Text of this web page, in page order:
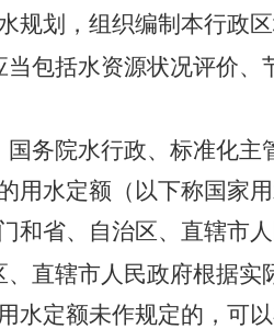
规划，组织编制本行政区
当包括水资源状况评价
务院水行政、标准化主
用水定额（以下称国家
和省、自治区、直辖市人
、直辖市人民政府根据实
水定额未作规定的，可